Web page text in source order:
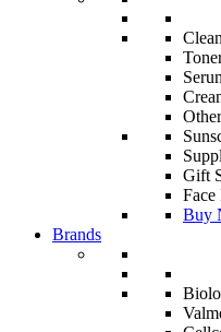
Gift
Face
Buy
Brands